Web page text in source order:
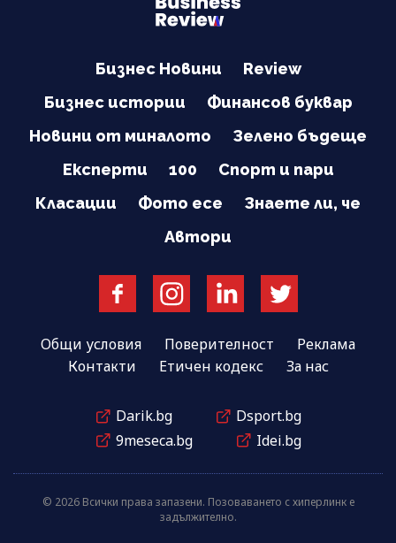
Бизнес Новини
Review
Бизнес истории
Финансов буквар
Новини от миналото
Зелено бъдеще
Експерти
100
Спорт и пари
Класации
Фото есе
Знаете ли, че
Автори
Общи условия Поверителност
Реклама
Контакти
Етичен кодекс За нас
Darik.bg
Dsport.bg
9meseca.bg
Idei.bg
© 2026 Всички права запазени. Позоваването с хиперлинк е
задължително.